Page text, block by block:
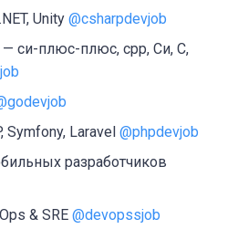
Unity @csharpdevjob
— си-плюс-плюс, cpp, Си, C,
Symfony, Laravel @phpdevjob
разработчиков
& SRE @devopssjob